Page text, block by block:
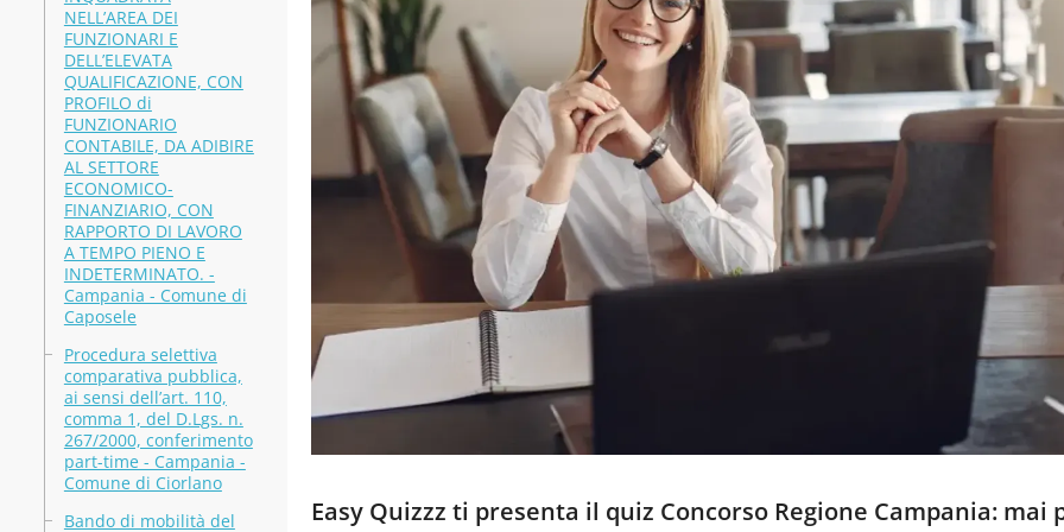
NELL’AREA DEI
FUNZIONARI E
DELL’ELEVATA
QUALIFICAZIONE, CON
PROFILO di
FUNZIONARIO
CONTABILE, DA ADIBIRE
AL SETTORE
ECONOMICO-
FINANZIARIO, CON
RAPPORTO DI LAVORO
A TEMPO PIENO E
INDETERMINATO. -
Campania - Comune di
Caposele
Procedura selettiva
comparativa pubblica,
ai sensi dell’art. 110,
comma 1, del D.Lgs. n.
267/2000, conferimento
part-time - Campania -
Comune di Ciorlano
Bando di mobilità del
Easy Quizzz ti presenta il quiz Concorso Regione Campania: mai